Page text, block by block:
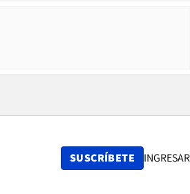
SUSCRÍBETE INGRESAR